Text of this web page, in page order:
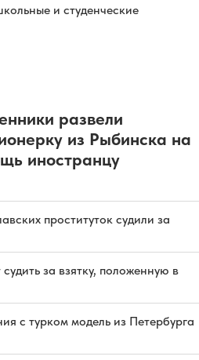
и студенческие
развели
из Рыбинска на
иностранцу
проституток судили за
за взятку, положенную в
с турком модель из Петербурга